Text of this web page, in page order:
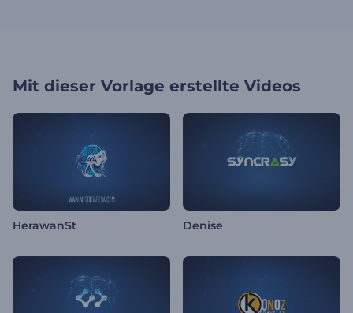
Mit dieser Vorlage erstellte Videos
HerawanSt Denise